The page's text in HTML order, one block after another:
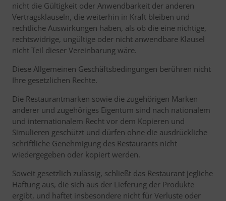
nicht die Gültigkeit oder Anwendbarkeit der anderen
Vertragsklauseln, die weiterhin in Kraft bleiben und
rechtliche Auswirkungen haben, als ob die eine nichtige,
rechtswidrige, ungültige oder nicht anwendbare Klausel
nicht Teil dieser Vereinbarung wäre.
Diese Allgemeinen Geschäftsbedingungen berühren nicht
Ihre gesetzlichen Rechte.
Die Restaurantmarken sowie die zugehörigen Marken
anderer und zugehöriges Eigentum sind nach nationalem
und internationalem Recht vor dem Kopieren und
Simulieren geschützt und dürfen ohne die ausdrückliche
schriftliche Genehmigung des Restaurants nicht
wiedergegeben oder kopiert werden.
Soweit gesetzlich zulässig, schließt das Restaurant jegliche
Haftung aus, die sich aus der Lieferung der Produkte
ergibt, und haftet insbesondere nicht für Verluste oder